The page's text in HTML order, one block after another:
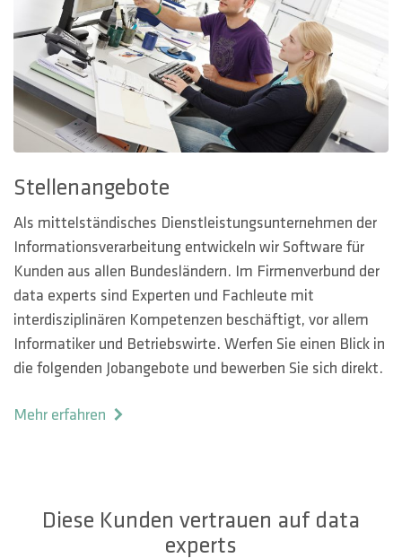
Stellenangebote
Als mittelständisches Dienstleistungsunternehmen der
Informationsverarbeitung entwickeln wir Software für
Kunden aus allen Bundesländern. Im Firmenverbund der
data experts sind Experten und Fachleute mit
interdisziplinären Kompetenzen beschäftigt, vor allem
Informatiker und Betriebswirte. Werfen Sie einen Blick in
die folgenden Jobangebote und bewerben Sie sich direkt.
Mehr erfahren
Diese Kunden vertrauen auf data
experts